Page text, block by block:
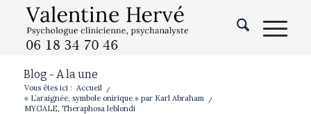
Blog - A la une
Vous êtes ici : Accueil
/
« L’araignée, symbole onirique » par Karl Abraham
/
MYGALE, Theraphosa leblondi